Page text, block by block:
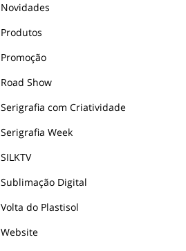
Novidades
Produtos
Promoção
Road Show
Serigrafia com Criatividade
Serigrafia Week
SILKTV
Sublimação Digital
Volta do Plastisol
Website